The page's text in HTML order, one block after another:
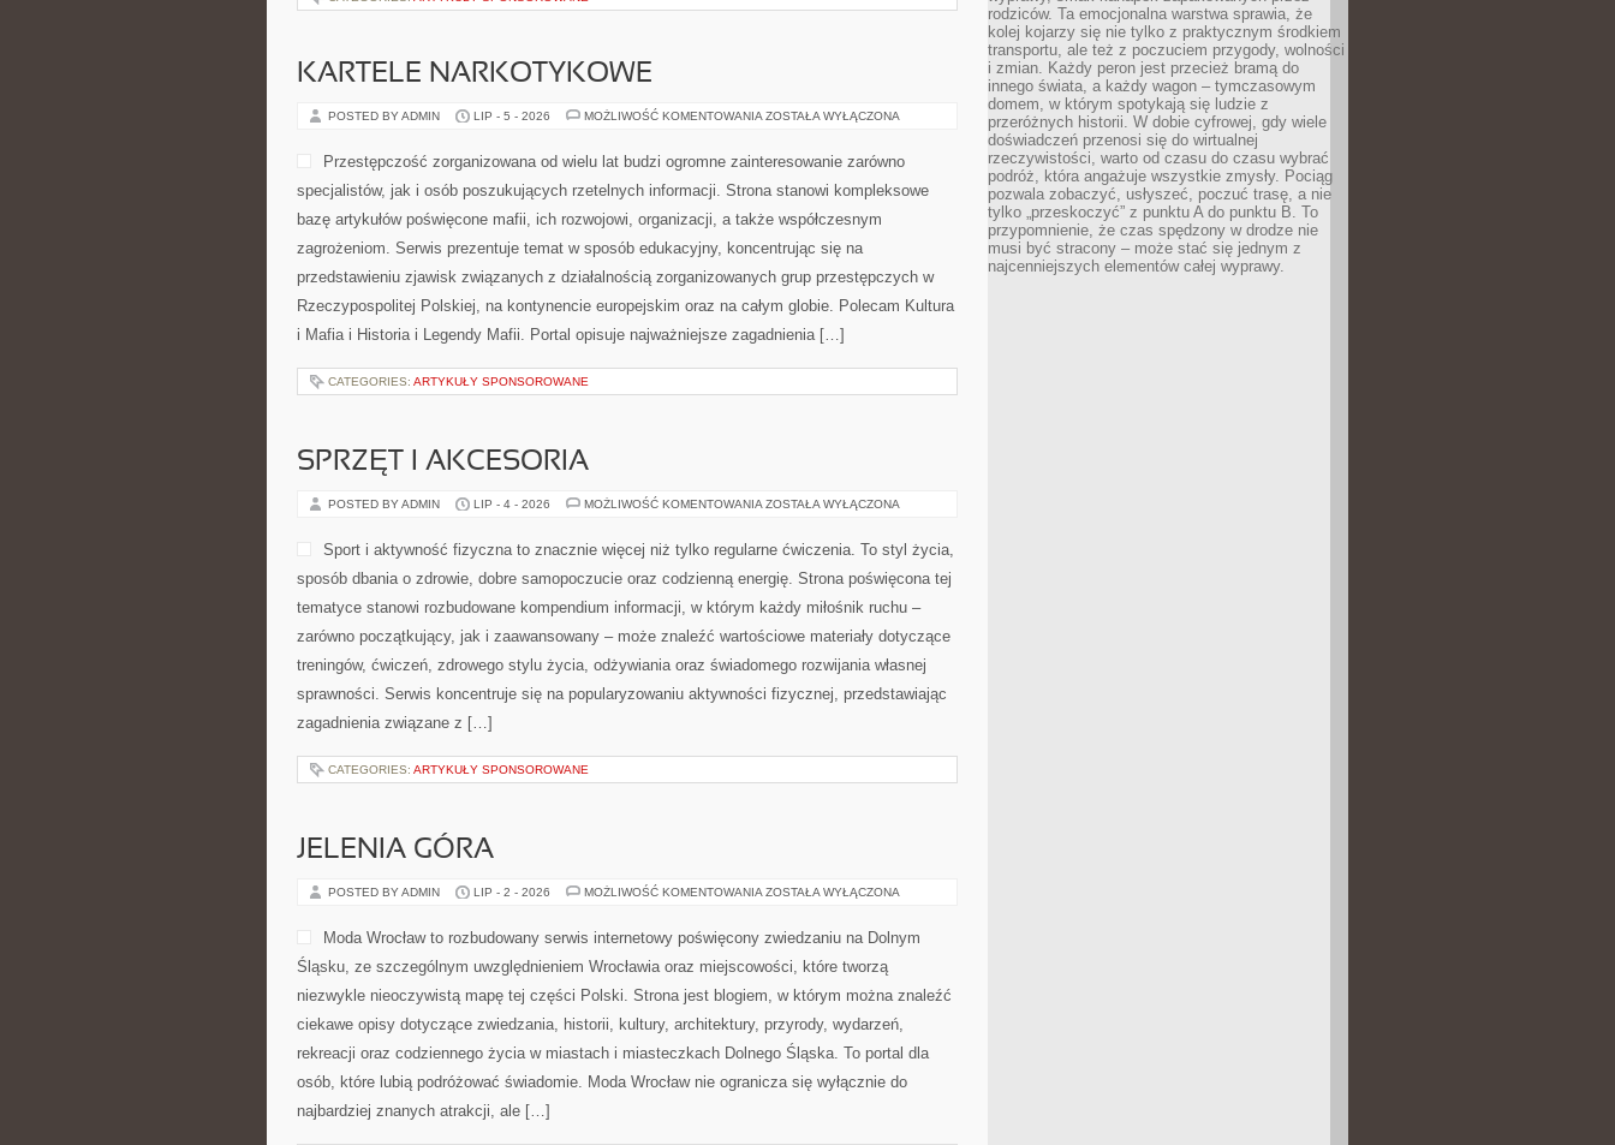
KARTELE NARKOTYKOWE
POSTED BY ADMIN LIP - 5 - 2026 MOŻLIWOŚĆ KOMENTOWANIA KARTELE
ZOSTAŁA WYŁĄCZONA
Przestępczość zorganizowana od wielu lat budzi ogromne zainteresowanie zarówno
specjalistów, jak i osób poszukujących rzetelnych informacji. Strona stanowi kompleksowe
bazę artykułów poświęcone mafii, ich rozwojowi, organizacji, a także współczesnym
zagrożeniom. Serwis prezentuje temat w sposób edukacyjny, koncentrując się na
przedstawieniu zjawisk związanych z działalnością zorganizowanych grup przestępczych w
Rzeczypospolitej Polskiej, na kontynencie europejskim oraz na całym globie. Polecam Kultura
i Mafia i Historia i Legendy Mafii. Portal opisuje najważniejsze zagadnienia […]
CATEGORIES: ARTYKUŁY SPONSOROWANE
SPRZĘT I AKCESORIA
POSTED BY ADMIN LIP - 4 - 2026 MOŻLIWOŚĆ KOMENTOWANIA SPRZĘT
ZOSTAŁA WYŁĄCZONA
Sport i aktywność fizyczna to znacznie więcej niż tylko regularne ćwiczenia. To styl życia,
sposób dbania o zdrowie, dobre samopoczucie oraz codzienną energię. Strona poświęcona tej
tematyce stanowi rozbudowane kompendium informacji, w którym każdy miłośnik ruchu –
zarówno początkujący, jak i zaawansowany – może znaleźć wartościowe materiały dotyczące
treningów, ćwiczeń, zdrowego stylu życia, odżywiania oraz świadomego rozwijania własnej
sprawności. Serwis koncentruje się na popularyzowaniu aktywności fizycznej, przedstawiając
zagadnienia związane z […]
CATEGORIES: ARTYKUŁY SPONSOROWANE
JELENIA GÓRA
POSTED BY ADMIN LIP - 2 - 2026 MOŻLIWOŚĆ KOMENTOWANIA JELENIA
ZOSTAŁA WYŁĄCZONA
Moda Wrocław to rozbudowany serwis internetowy poświęcony zwiedzaniu na Dolnym
Śląsku, ze szczególnym uwzględnieniem Wrocławia oraz miejscowości, które tworzą
niezwykle nieoczywistą mapę tej części Polski. Strona jest blogiem, w którym można znaleźć
ciekawe opisy dotyczące zwiedzania, historii, kultury, architektury, przyrody, wydarzeń,
rekreacji oraz codziennego życia w miastach i miasteczkach Dolnego Śląska. To portal dla
osób, które lubią podróżować świadomie. Moda Wrocław nie ogranicza się wyłącznie do
najbardziej znanych atrakcji, ale […]
rodziców. Ta emocjonalna warstwa sprawia, że
kolej kojarzy się nie tylko z praktycznym środkiem
transportu, ale też z poczuciem przygody, wolności
i zmian. Każdy peron jest przecież bramą do
innego świata, a każdy wagon – tymczasowym
domem, w którym spotykają się ludzie z
przeróżnych historii. W dobie cyfrowej, gdy wiele
doświadczeń przenosi się do wirtualnej
rzeczywistości, warto od czasu do czasu wybrać
podróż, która angażuje wszystkie zmysły. Pociąg
pozwala zobaczyć, usłyszeć, poczuć trasę, a nie
tylko „przeskoczyć” z punktu A do punktu B. To
przypomnienie, że czas spędzony w drodze nie
musi być stracony – może stać się jednym z
najcenniejszych elementów całej wyprawy.